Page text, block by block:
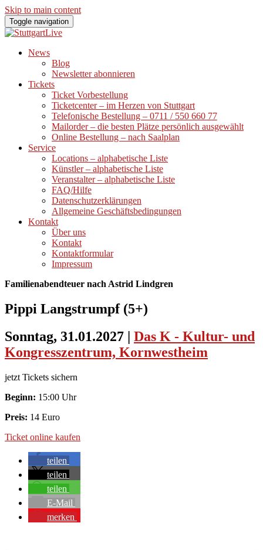
Skip to main content
Toggle navigation
News
Blog
Newsletter abonnieren
Tickets
Ticket Vorbestellung
Ticketcenter – im Herzen von Stuttgart
Telefonische Bestellung – 0711 / 550 660 77
Mailorder – die besten Plätze persönlich ausgewählt
Online Bestellung – nach Saalplan
Service
Locations – alphabetische Liste
Künstler – alphabetische Liste
Veranstalter – alphabetische Liste
FAQ/Hilfe
Datenschutzerklärungen
Allgemeine Geschäftsbedingungen
Kontakt
Über uns
Kontakt
Kontaktformular
Impressum
Familienabendteuer nach Astrid Lindgren
Pippi Langstrumpf (5+)
Sonntag, 31.01.2027 | Das K - Kultur- und
Kongresszentrum, Kornwestheim
jetzt Tickets sichern
Beginn: 15:00 Uhr
Preis: 14 Euro
Ticket online kaufen
teilen
teilen
teilen
E-Mail
merken